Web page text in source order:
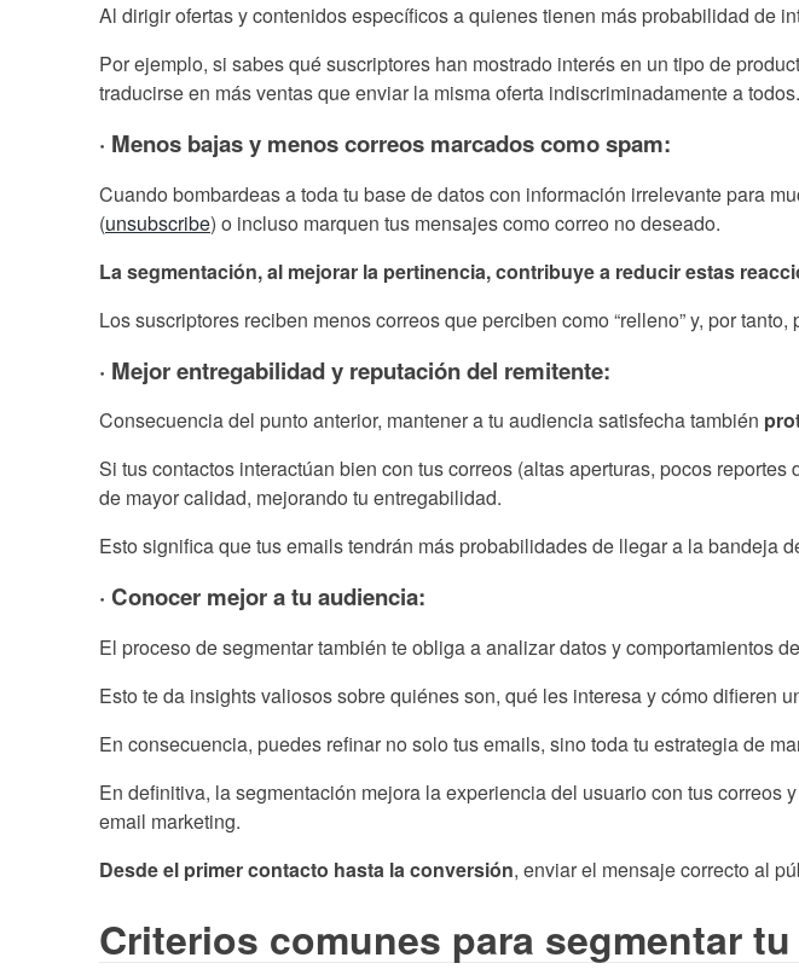
Al dirigir ofertas y contenidos específicos a quienes tienen más probabilidad de
Por ejemplo, si sabes qué suscriptores han mostrado interés en un tipo de
traducirse en más ventas que enviar la misma oferta indiscriminadamente a todos.
· Menos bajas y menos correos marcados como spam:
Cuando bombardeas a toda tu base de datos con información irrelevante para
(unsubscribe) o incluso marquen tus mensajes como correo no deseado.
La segmentación, al mejorar la pertinencia, contribuye a reducir estas
Los suscriptores reciben menos correos que perciben como “relleno” y, por
· Mejor entregabilidad y reputación del remitente:
Consecuencia del punto anterior, mantener a tu audiencia satisfecha también
Si tus contactos interactúan bien con tus correos (altas aperturas, pocos reportes
de mayor calidad, mejorando tu entregabilidad.
Esto significa que tus emails tendrán más probabilidades de llegar a la bandeja
· Conocer mejor a tu audiencia:
El proceso de segmentar también te obliga a analizar datos y comportamientos
Esto te da insights valiosos sobre quiénes son, qué les interesa y cómo difieren
En consecuencia, puedes refinar no solo tus emails, sino toda tu estrategia de
En definitiva, la segmentación mejora la experiencia del usuario con tus
email marketing.
Desde el primer contacto hasta la conversión, enviar el mensaje correcto al
Criterios comunes para segmentar